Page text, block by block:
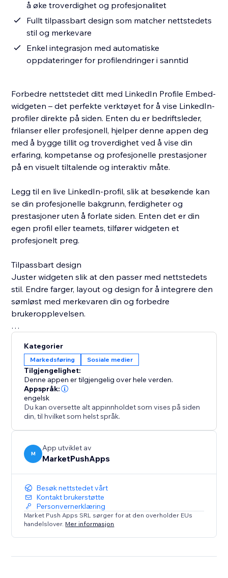
å øke troverdighet og profesjonalitet
Fullt tilpassbart design som matcher nettstedets
stil og merkevare
Enkel integrasjon med automatiske
oppdateringer for profilendringer i sanntid
Forbedre nettstedet ditt med LinkedIn Profile Embed-
widgeten – det perfekte verktøyet for å vise LinkedIn-
profiler direkte på siden. Enten du er bedriftsleder,
frilanser eller profesjonell, hjelper denne appen deg
med å bygge tillit og troverdighet ved å vise din
erfaring, kompetanse og profesjonelle prestasjoner
på en visuelt tiltalende og interaktiv måte.
Legg til en live LinkedIn-profil, slik at besøkende kan
se din profesjonelle bakgrunn, ferdigheter og
prestasjoner uten å forlate siden. Enten det er din
egen profil eller teamets, tilfører widgeten et
profesjonelt preg.
Tilpassbart design
Juster widgeten slik at den passer med nettstedets
stil. Endre farger, layout og design for å integrere den
sømløst med merkevaren din og forbedre
brukeropplevelsen.
med LinkedIn-profilen, slik at besøkende alltid ser den
nyeste informasjonen uten manuell oppdatering.
Kategorier
Markedsføring Sosiale medier
Tilgjengelighet:
Denne appen er tilgjengelig over hele verden.
Appspråk:
engelsk
Du kan oversette alt appinnholdet som vises på siden
din, til hvilket som helst språk.
M
App utviklet av
MarketPushApps
Besøk nettstedet vårt
Kontakt brukerstøtte
Personvernerklæring
Market Push Apps SRL sørger for at den overholder EUs
handelslover. Mer informasjon